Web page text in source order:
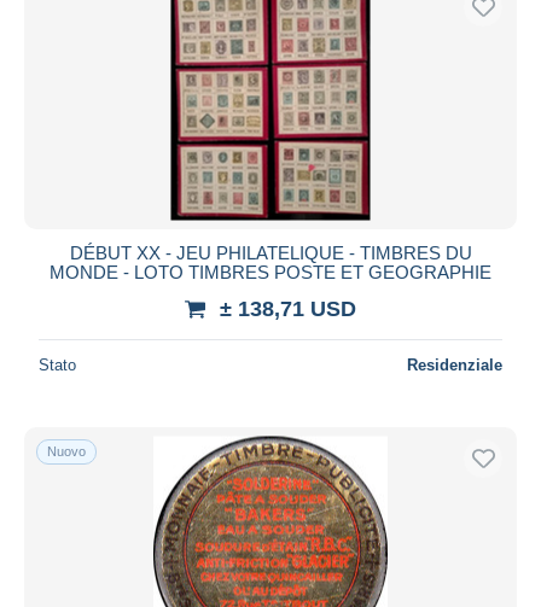
DÉBUT XX - JEU PHILATELIQUE - TIMBRES DU
MONDE - LOTO TIMBRES POSTE ET GEOGRAPHIE
± 138,71 USD
Stato Residenziale
Nuovo